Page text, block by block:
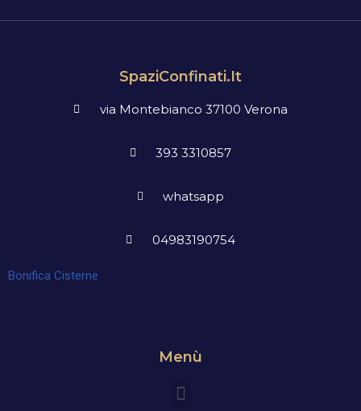
SpaziConfinati.it
via Montebianco 37100 Verona
393 3310857
whatsapp
04983190754
Bonifica Cisterne
Menù